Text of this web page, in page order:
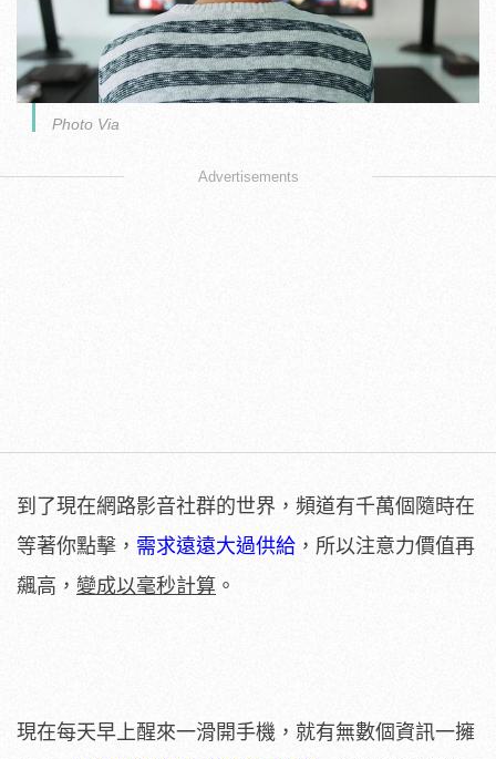
Photo Via
Advertisements
到了現在網路影音社群的世界，頻道有千萬個隨時在
等著你點擊， 需求遠遠大過供給 ，所以注意力價值再
飆高， 變成以毫秒計算 。
現在每天早上醒來一滑開手機，就有無數個資訊一擁